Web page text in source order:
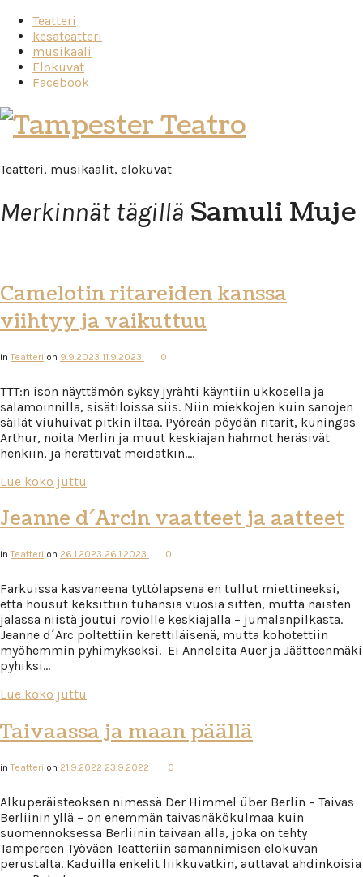
Teatteri
kesäteatteri
musikaali
Elokuvat
Facebook
Tampester
Teatro
Teatteri, musikaalit, elokuvat
Merkinnät tägillä Samuli Muje
Camelotin ritareiden kanssa
viihtyy ja vaikuttuu
inTeatteri on 9.9.2023 11.9.2023 0
TTT:n ison näyttämön syksy jyrähti käyntiin ukkosella ja
salamoinnilla, sisätiloissa siis. Niin miekkojen kuin sanojen
säilät viuhuivat pitkin iltaa. Pyöreän pöydän ritarit, kuningas
Arthur, noita Merlin ja muut keskiajan hahmot heräsivät
henkiin, ja herättivät meidätkin….
Lue koko juttu
Jeanne d´Arcin vaatteet ja aatteet
inTeatteri on 26.1.2023 26.1.2023 0
Farkuissa kasvaneena tyttölapsena en tullut miettineeksi,
että housut keksittiin tuhansia vuosia sitten, mutta naisten
jalassa niistä joutui roviolle keskiajalla – jumalanpilkasta.
Jeanne d´Arc poltettiin kerettiläisenä, mutta kohotettiin
myöhemmin pyhimykseksi. Ei Anneleita Auer ja Jäätteenmäki
pyhiksi…
Lue koko juttu
Taivaassa ja maan päällä
inTeatteri on 21.9.2022 23.9.2022 0
Alkuperäisteoksen nimessä Der Himmel über Berlin – Taivas
Berliinin yllä – on enemmän taivasnäkökulmaa kuin
suomennoksessa Berliinin taivaan alla, joka on tehty
Tampereen Työväen Teatteriin samannimisen elokuvan
perustalta. Kaduilla enkelit liikkuvatkin, auttavat ahdinkoisia